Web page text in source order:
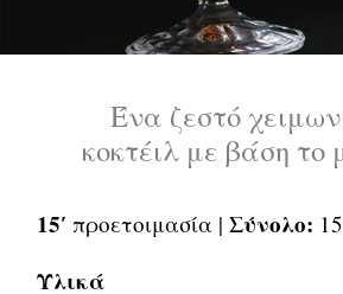
Ένα ζεστό
κοκτέιλ με βάση το
15′ προετοιμασία |Σύνολο:
Υλικά